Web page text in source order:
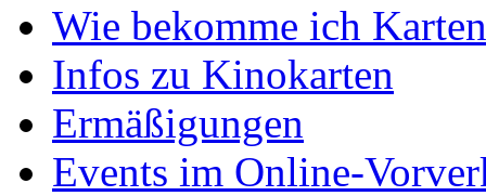
Wie bekomme ich
Infos zu Kinokarten
Ermäßigungen
Events im Online-